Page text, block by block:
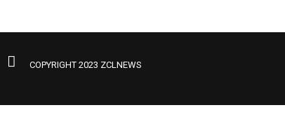
COPYRIGHT 2023 ZCLNEWS